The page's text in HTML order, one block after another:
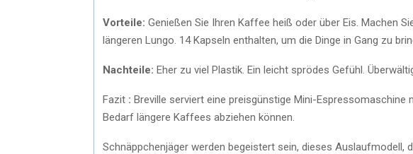
Vorteile: Genießen Sie Ihren Kaffee heiß oder über Eis. Machen
längeren Lungo. 14 Kapseln enthalten, um die Dinge in Gang zu
Nachteile: Eher zu viel Plastik. Ein leicht sprödes Gefühl.
Fazit : Breville serviert eine preisgünstige Mini-
Bedarf längere Kaffees abziehen können.
Schnäppchenjäger werden begeistert sein, dieses Auslaufmodell,